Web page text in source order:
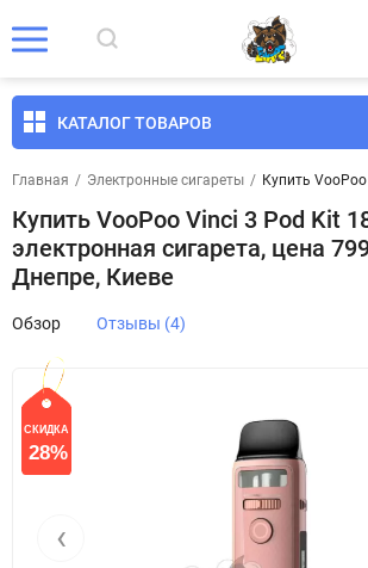
КАТАЛОГ ТОВАРОВ
Главная / Электронные сигареты / Купить
Купить VooPoo Vinci 3 Pod Kit
электронная сигарета, цена
Днепре, Киеве
Обзор Отзывы (4)
‹
СКИДКА
28%